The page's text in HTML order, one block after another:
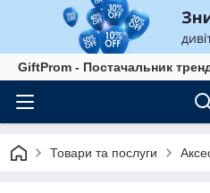
GiftProm - Постачальник
Товари та послуги